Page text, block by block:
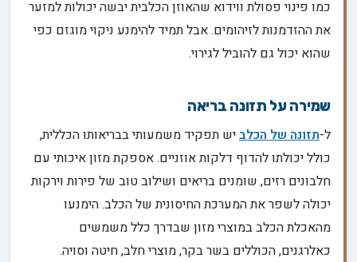
כמו פינוי פסולת ווידוא שהאוזן הכלבית יבשה יכולות למזער
את ההזדמנות לזיהומים. אבל תמיד להימנע ניקוי מוגזם כפי
שהוא יכול גם להוביל לגירוי.
שמירה על תזונה בריאה
ל-תזונה של הכלביש תפקיד משמעותי בבריאותו הכללית,
כולל יכולתו להדוף דלקות אוזניים. אספקת מזון איכותי עם
חלבונים רזים, שומנים בריאים ושילוב טוב של פירות וירקות
יכולה לשפר את המערכת החיסונית של הכלב. הימנעו
מהאכלת הכלב במוצרי מזון שבדרך כלל משמשים
כאלרגנים, הכוללים בשר בקר, מוצרי חלב, חיטה וסויה.